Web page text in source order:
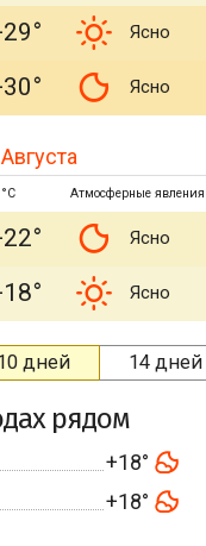
Ясно
Ясно
Атмосферные явления
Ясно
Ясно
дней 14 дней
рядом
+18°
+18°